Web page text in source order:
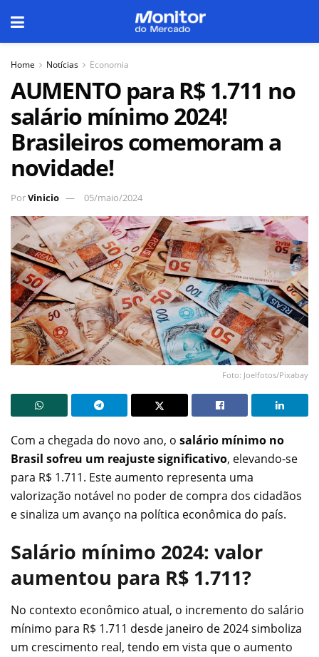
Home Notícias Economia
AUMENTO para R$ 1.711 no
salário mínimo 2024!
Brasileiros comemoram a
novidade!
PorVinicio 05/maio/2024
Foto: Joelfotos/Pixabay
Com a chegada do novo ano, o salário mínimo no
Brasil sofreu um reajuste significativo, elevando-se
para R$ 1.711. Este aumento representa uma
valorização notável no poder de compra dos cidadãos
e sinaliza um avanço na política econômica do país.
Salário mínimo 2024: valor
aumentou para R$ 1.711?
No contexto econômico atual, o incremento do salário
mínimo para R$ 1.711 desde janeiro de 2024 simboliza
um crescimento real, tendo em vista que o aumento